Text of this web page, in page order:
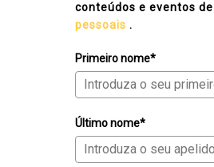
conteúdos e eventos de
pessoais .
Primeiro nome*
Último nome*